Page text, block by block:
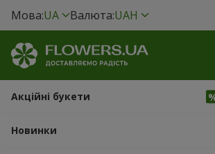
Мова:UA Валюта:UAH
Акційні букети
Новинки